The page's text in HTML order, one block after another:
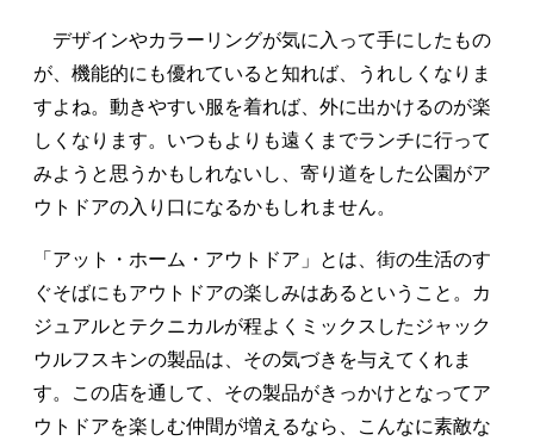
デザインやカラーリングが気に入って手にしたもの
が、機能的にも優れていると知れば、うれしくなりま
すよね。動きやすい服を着れば、外に出かけるのが楽
しくなります。いつもよりも遠くまでランチに行って
みようと思うかもしれないし、寄り道をした公園がア
ウトドアの入り口になるかもしれません。
「アット・ホーム・アウトドア」とは、街の生活のす
ぐそばにもアウトドアの楽しみはあるということ。カ
ジュアルとテクニカルが程よくミックスしたジャック
ウルフスキンの製品は、その気づきを与えてくれま
す。この店を通して、その製品がきっかけとなってア
ウトドアを楽しむ仲間が増えるなら、こんなに素敵な